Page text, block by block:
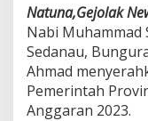
m
p
i
n
g
i
Natuna,Gejolak
Nabi Muhammad
Sedanau,
Ahmad
Pemerintah
Anggaran 2023.